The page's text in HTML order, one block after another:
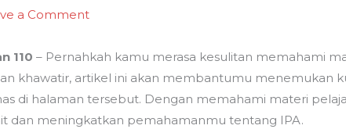
a Comment
110 – Pernahkah kamu merasa kesulitan memahami
khawatir, artikel ini akan membantumu menemukan
di halaman tersebut. Dengan memahami materi
dan meningkatkan pemahamanmu tentang IPA.